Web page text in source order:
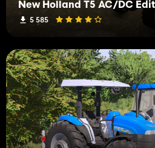
New Holland T5 AC/DC Edit
5 585